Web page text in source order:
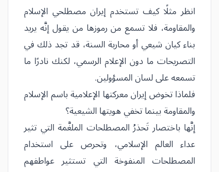
انظر مثلًا كيف تستخدم إيران مصطلحي الإسلام
والمقاومة، فلا تسمع من رموزها من يقول إنَّه يريد
بناء كيان شيعي أو محاربة السنة، قد تجد ذلك في
التصريحات ما دون الإعلام الرسمي، لكنك نادرًا ما
تسمعه على لسان المسؤولين.
فلماذا تخوض إيران معركتها الإعلامية باسم الإسلام
والمقاومة بينما تخفي هويتها الشيعية؟
إنَّها باختصار تَحذرُ المصطلحات الملغَّمة التي تثير
عداء العالم الإسلامي، وتحرص على استخدام
المصطلحات المنفوخة التي تستثير عواطفهم